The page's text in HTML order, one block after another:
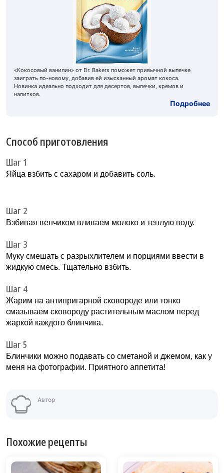
«Кокосовый ванилин» от Dr. Bakers поможет привычной выпечке
заиграть по-новому, добавив ей изысканный аромат кокоса.
Новинка идеально подходит для десертов, выпечки, кремов и
напитков.
Подробнее
Способ приготовления
Шаг 1
Яйца взбить с сахаром и добавить соль.
Шаг 2
Взбивая венчиком вливаем молоко и теплую воду.
Шаг 3
Муку смешать с разрыхлителем и порциями ввести в
жидкую смесь. Тщательно взбить.
Шаг 4
Жарим на антипригарной сковороде или тонко
смазываем сковороду растительным маслом перед
жаркой каждого блинчика.
Шаг 5
Блинчики можно подавать со сметаной и джемом, как у
меня на фотографии. Приятного аппетита!
Автор
Похожие рецепты